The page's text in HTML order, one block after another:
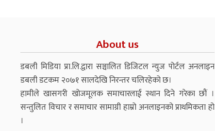
About us
डबली मिडिया प्रा.लि.द्वारा सञ्चालित डिजिटल न्युज पोर्टल अनलाइन
डबली डटकम २०७१ सालदेखि निरन्तर चलिरहेको छ।
हामीले खासगरी खोजमूलक समाचारलाई स्थान दिने गरेका छौं ।
सन्तुलित विचार र समाचार सामाग्री हाम्रो अनलाइनको प्राथमिकता हो
।